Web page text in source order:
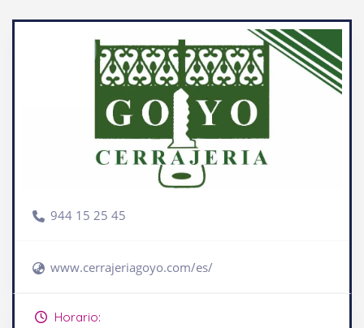
944 15 25 45
www.cerrajeriagoyo.com/es/
Horario: